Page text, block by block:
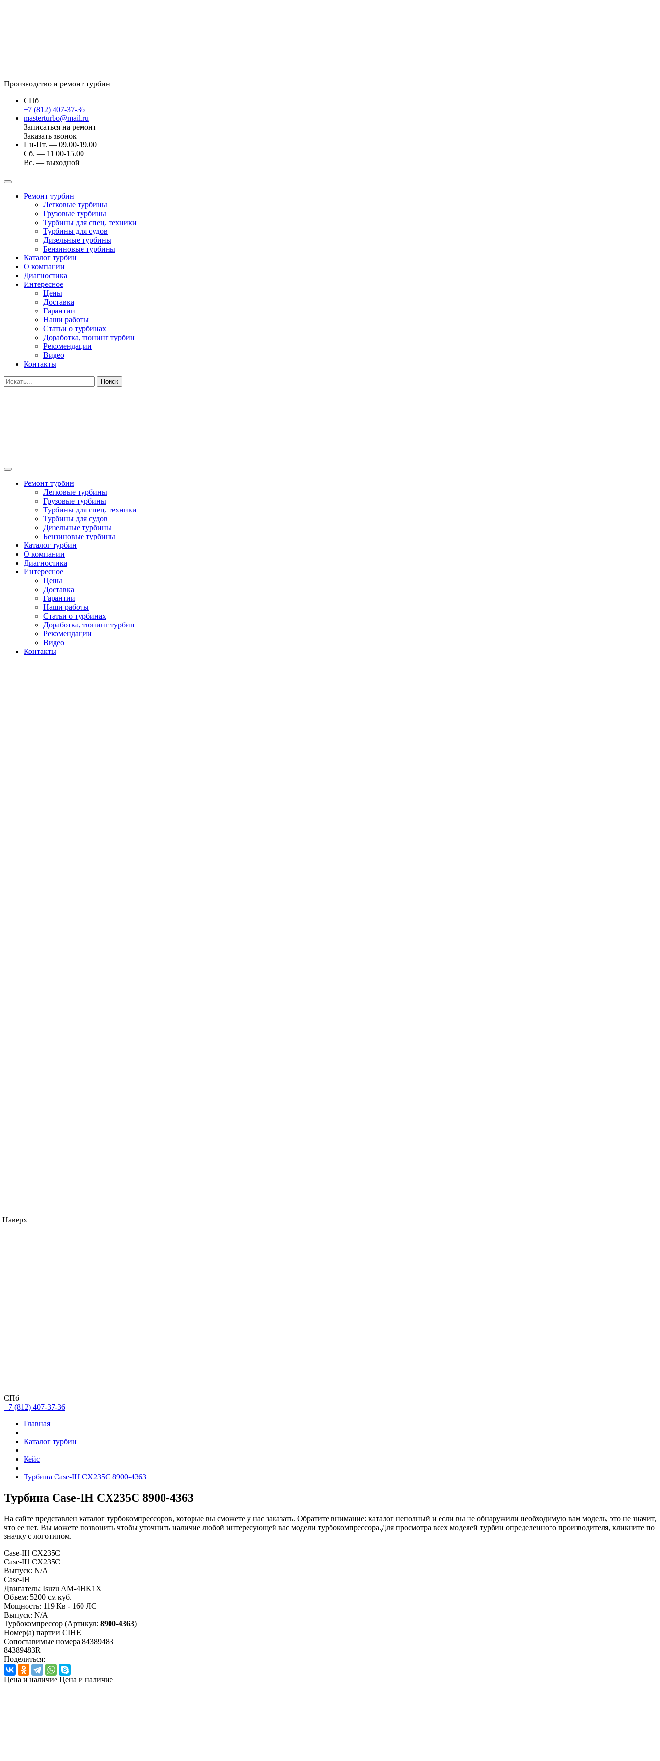
Производство и ремонт турбин
СПб
+7 (812) 407-37-36
masterturbo@mail.ru
Записаться на ремонт
Заказать звонок
Пн-Пт. — 09.00-19.00
Сб. — 11.00-15.00
Вс. — выходной
Ремонт турбин
Легковые турбины
Грузовые турбины
Турбины для спец. техники
Турбины для судов
Дизельные турбины
Бензиновые турбины
Каталог турбин
О компании
Диагностика
Интересное
Цены
Доставка
Гарантии
Наши работы
Статьи о турбинах
Доработка, тюнинг турбин
Рекомендации
Видео
Контакты
Поиск
Ремонт турбин
Легковые турбины
Грузовые турбины
Турбины для спец. техники
Турбины для судов
Дизельные турбины
Бензиновые турбины
Каталог турбин
О компании
Диагностика
Интересное
Цены
Доставка
Гарантии
Наши работы
Статьи о турбинах
Доработка, тюнинг турбин
Рекомендации
Видео
Контакты
СПб
+7 (812) 407-37-36
Главная
Каталог турбин
Кейс
Турбина Case-IH CX235C 8900-4363
Турбина Case-IH CX235C 8900-4363
На сайте представлен каталог турбокомпрессоров, которые вы сможете у нас заказать. Обратите внимание: каталог неполный и если вы не обнаружили необходимую вам модель, это не значит,
что ее нет. Вы можете позвонить чтобы уточнить наличие любой интересующей вас модели турбокомпрессора.Для просмотра всех моделей турбин определенного производителя, кликните по
значку с логотипом.
Case-IH CX235C
Case-IH CX235C
Выпуск: N/A
Case-IH
Двигатель: Isuzu AM-4HK1X
Объем: 5200 см куб.
Мощность: 119 Кв - 160 ЛС
Выпуск: N/A
Турбокомпрессор (Артикул: 8900-4363)
Номер(а) партии CIHE
Сопоставимые номера 84389483
84389483R
Поделиться:
Цена и наличие Цена и наличие
Наверх